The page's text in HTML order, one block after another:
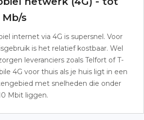
Mb/s
internet via 4G is supersnel. Voor
is het relatief kostbaar. Wel
leveranciers zoals Telfort of T-
4G voor thuis als je huis ligt in een
met snelheden die onder
Mbit liggen.